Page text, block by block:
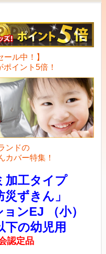
ール中！】
イント5倍！
ンドの
カバー特集！
加工タイプ
ずきん」
ンEJ （小）
下の幼児用
認定品